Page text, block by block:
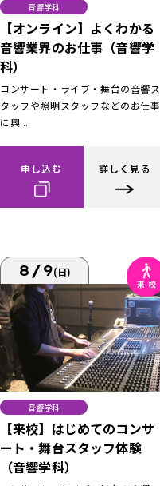
音響学科
【オンライン】よくわかる
音響業界のお仕事（音響学
科）
コンサート・ライブ・舞台の音響ス
タッフや照明スタッフなどのお仕事
に興...
申し込む 詳しく見る
8/9(日)
音響学科
【来校】はじめてのコンサ
ート・舞台スタッフ体験
（音響学科）